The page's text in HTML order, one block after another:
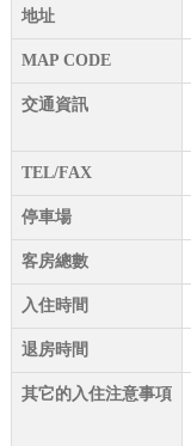
地址
MAP CODE
交通資訊
TEL/FAX
停車場
客房總數
入住時間
退房時間
其它的入住注意事項